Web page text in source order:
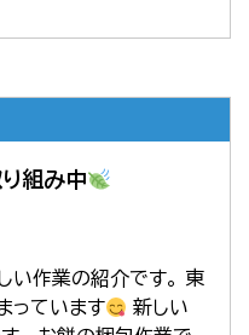
組み中
い作業の紹介です。 東
っています
新しい